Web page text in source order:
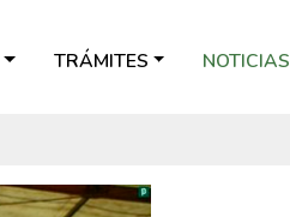
TRÁMITES NOTICIAS